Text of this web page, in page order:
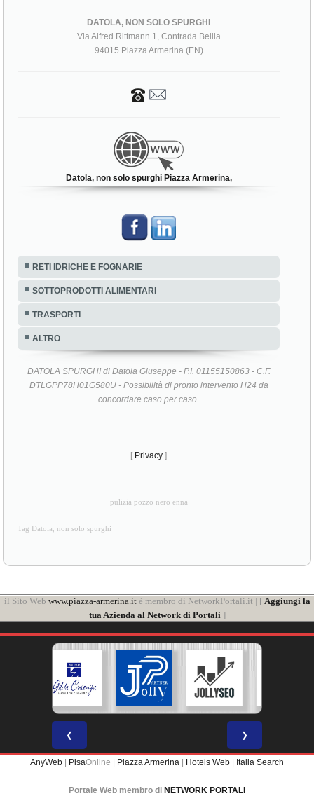
DATOLA, NON SOLO SPURGHI
Via Alfred Rittmann 1, Contrada Bellia
94015 Piazza Armerina (EN)
Datola, non solo spurghi Piazza Armerina,
RETI IDRICHE E FOGNARIE
SOTTOPRODOTTI ALIMENTARI
TRASPORTI
ALTRO
DATOLA SPURGHI di Datola Giuseppe - P.I. 01155150863 - C.F.
DTLGPP78H01G580U - Possibilità di pronto intervento H24 da
concordare caso per caso.
[ Privacy ]
pulizia pozzo nero enna
Tag Datola, non solo spurghi
il Sito Web www.piazza-armerina.itè membro di NetworkPortali.it | [ Aggiungi la
tua Azienda al Network di Portali ]
❮ ❯
AnyWeb | PisaOnline | Piazza Armerina | Hotels Web | Italia Search
Portale Web membro di NETWORK PORTALI